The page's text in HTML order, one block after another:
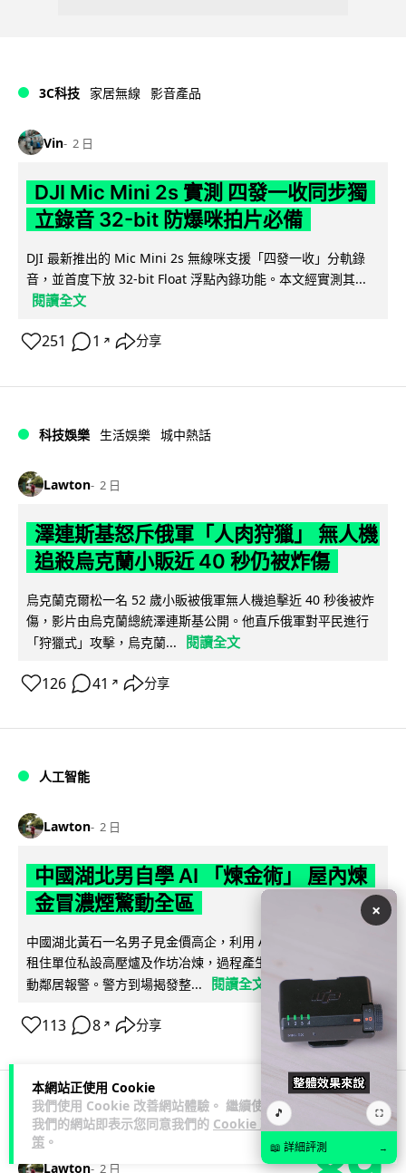
本網站正使用 Cookie
我們使用 Cookie 改善網站體驗。 繼續使用
我們的網站即表示您同意我們的 Cookie 政
策 。
3C科技 家居無線 影音產品
Vin 2 日
DJI Mic Mini 2s 實測 四發一收同步獨
立錄音 32-bit 防爆咪拍片必備
DJI 最新推出的 Mic Mini 2s 無線咪支援「四發一收」分軌錄
音，並首度下放 32-bit Float 浮點內錄功能。本文經實測其...
閱讀全文
251 1 ↗ 分享
科技娛樂 生活娛樂 城中熱話
Lawton 2 日
澤連斯基怒斥俄軍「人肉狩獵」 無人機
追殺烏克蘭小販近 40 秒仍被炸傷
烏克蘭克爾松一名 52 歲小販被俄軍無人機追擊近 40 秒後被炸
傷，影片由烏克蘭總統澤連斯基公開。他直斥俄軍對平民進行
「狩獵式」攻擊，烏克蘭...
閱讀全文
126 41 ↗ 分享
人工智能
Lawton 2 日
中國湖北男自學 AI 「煉金術」 屋內煉
金冒濃煙驚動全區
中國湖北黃石一名男子見金價高企，利用 AI 自學提煉黃金，在
租住單位私設高壓爐及作坊冶煉，過程產生大量刺鼻濃煙，驚
動鄰居報警。警方到場揭發整...
閱讀全文
113 8 ↗ 分享
3C科技 流動音樂
Lawton 2 日
×
🎵 ⛶
📖 詳細評測 →